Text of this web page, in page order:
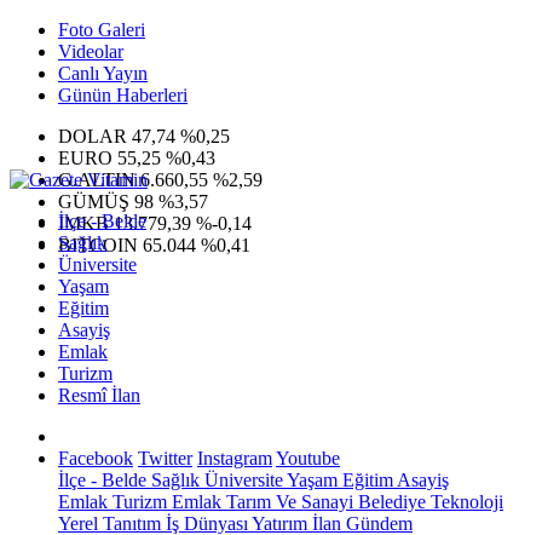
Foto Galeri
Videolar
Canlı Yayın
Günün Haberleri
DOLAR 47,74 %0,25
EURO 55,25 %0,43
G.ALTIN6.660,55 %2,59
GÜMÜŞ 98 %3,57
IMKB13.779,39 %-0,14
BITCOIN 65.044 %0,41
İlçe - Belde
Sağlık
Üniversite
Yaşam
Eğitim
Asayiş
Emlak
Turizm
Resmî İlan
Facebook Twitter InstagramYoutube
İlçe - Belde Sağlık ÜniversiteYaşam Eğitim Asayiş
Emlak Turizm Emlak Tarım Ve Sanayi Belediye Teknoloji
Yerel Tanıtım İş Dünyası Yatırım İlan Gündem